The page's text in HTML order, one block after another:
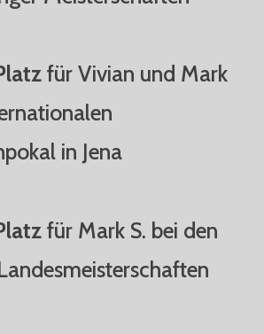
für Vivian und Mark
in Jena
für Mark S. bei den